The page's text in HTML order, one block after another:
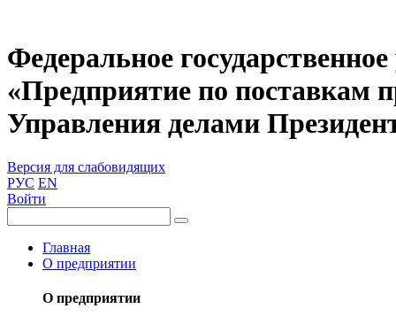
Федеральное
«Предприятие по поставкам
Управления делами
Версия для слабовидящих
РУС EN
Войти
Главная
О предприятии
О предприятии